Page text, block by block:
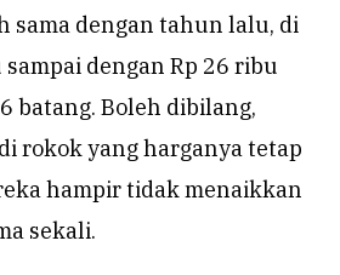
sama dengan tahun lalu, di
dengan Rp 26 ribu
batang. Boleh dibilang,
rokok yang harganya tetap
hampir tidak menaikkan
sekali.